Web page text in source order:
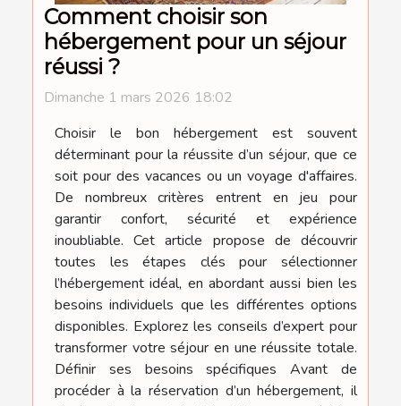
Comment choisir son
hébergement pour un séjour
réussi ?
Dimanche 1 mars 2026 18:02
Choisir le bon hébergement est souvent
déterminant pour la réussite d’un séjour, que ce
soit pour des vacances ou un voyage d'affaires.
De nombreux critères entrent en jeu pour
garantir confort, sécurité et expérience
inoubliable. Cet article propose de découvrir
toutes les étapes clés pour sélectionner
l’hébergement idéal, en abordant aussi bien les
besoins individuels que les différentes options
disponibles. Explorez les conseils d’expert pour
transformer votre séjour en une réussite totale.
Définir ses besoins spécifiques Avant de
procéder à la réservation d’un hébergement, il